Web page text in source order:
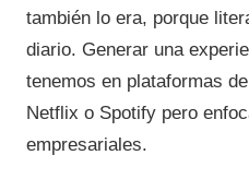
también lo era, porque
diario. Generar una
tenemos en plataformas
Netflix o Spotify pero
empresariales.